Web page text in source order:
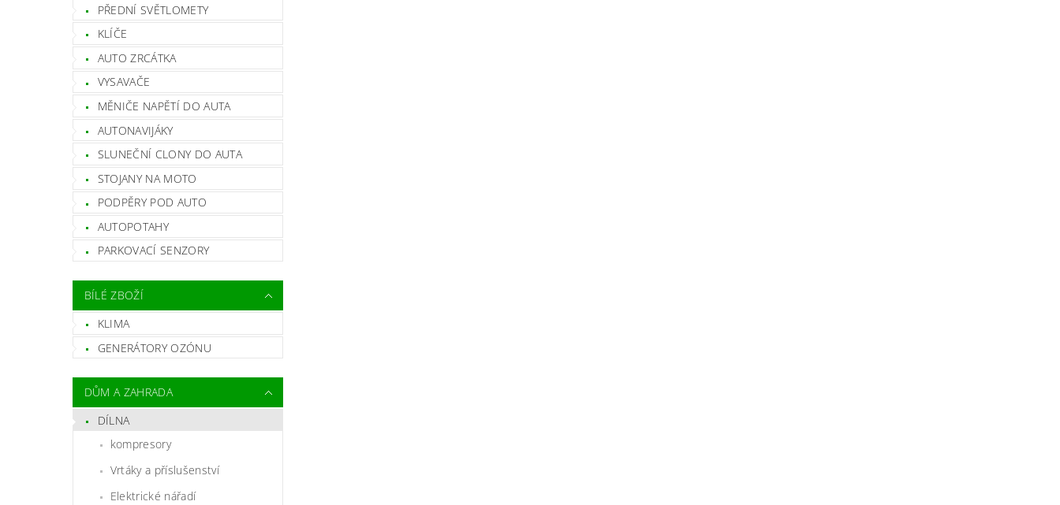
PŘEDNÍ SVĚTLOMETY
KLÍČE
AUTO ZRCÁTKA
VYSAVAČE
MĚNIČE NAPĚTÍ DO AUTA
AUTONAVIJÁKY
SLUNEČNÍ CLONY DO AUTA
STOJANY NA MOTO
PODPĚRY POD AUTO
AUTOPOTAHY
PARKOVACÍ SENZORY
BÍLÉ ZBOŽÍ
KLIMA
GENERÁTORY OZÓNU
DŮM A ZAHRADA
DÍLNA
kompresory
Vrtáky a příslušenství
Elektrické nářadí